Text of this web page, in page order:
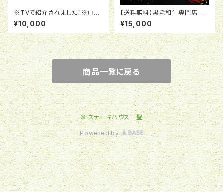
※TVで紹介されました！※ロー
ストビーフ・ハネシタ・霜降り・赤
身贅沢食べくらべセット
¥10,000
【送料無料】黒毛和牛専門店 聖
[創業48周年記念セット] (木箱
入り)
¥15,000
商品一覧に戻る
© ステーキハウス 聖
Powered by